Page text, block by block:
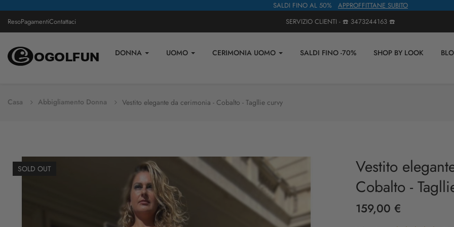
SALDI FINO AL 50% APPROFFITTANE SUBITO
ResoPagamentiContattaci SERVIZIO CLIENTI - ☎️ 3473244163 ☎️
DONNA UOMO CERIMONIA UOMO SALDI FINO -70% SHOP BY LOOK
Casa Abbigliamento Donna Vestito elegante da cerimonia - Cobalto - Tagllie curvy
SOLD OUT
Vestito
Cobalto -
159,00 €